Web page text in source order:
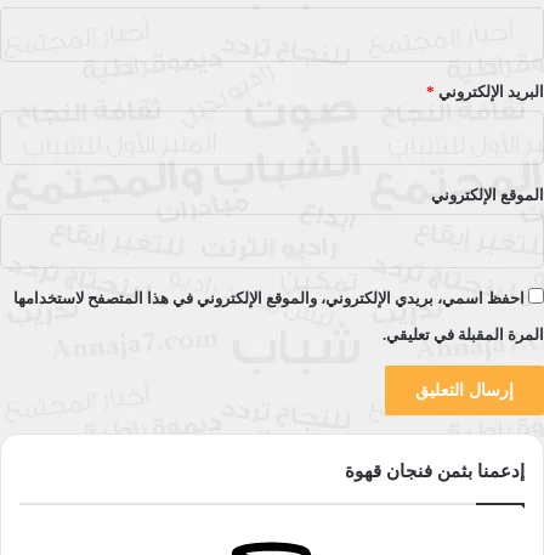
مركز المواطنة للتنمية المستدامة
راديو النجاح
مجلة التنويري
شبكة نجاح 21
رئيسي راديو النجاح عبدالله الجبور
البريد الإلكتروني *
الموقع الإلكتروني
احفظ اسمي، بريدي الإلكتروني، والموقع الإلكتروني في هذا المتصفح لاستخدامها
المرة المقبلة في تعليقي.
إدعمنا بثمن فنجان قهوة